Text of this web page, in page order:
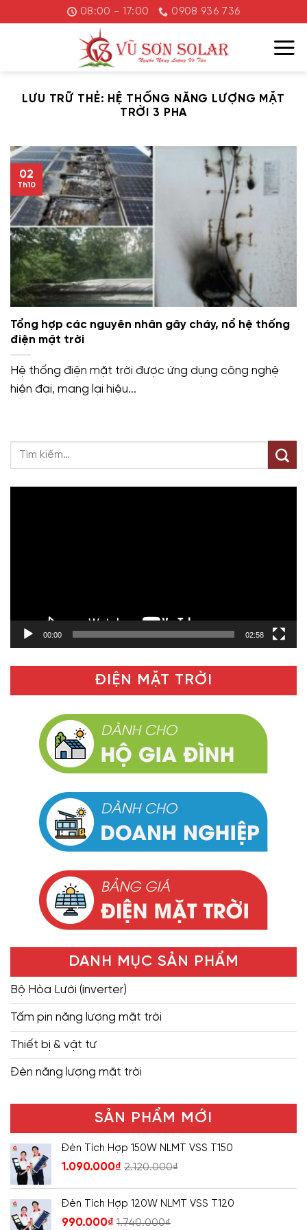
đến
08:00 - 17:00 0908 936 736
LƯU TRỮ THẺ: HỆ THỐNG NĂNG LƯỢNG MẶT
TRỜI 3 PHA
Tổng hợp các nguyên nhân gây cháy, nổ hệ thống
điện mặt trời
Hệ thống điện mặt trời được ứng dụng công nghệ
hiện đại, mang lại hiệu...
02
Th10
00:00 02:58
ĐIỆN MẶT TRỜI
DANH MỤC SẢN PHẨM
Bộ Hòa Lưới (inverter)
Tấm pin năng lượng mặt trời
Thiết bị & vật tư
Đèn năng lượng mặt trời
SẢN PHẨM MỚI
Đèn Tích Hợp 150W NLMT VSS T150
1.090.000₫ 2.120.000₫
Đèn Tích Hợp 120W NLMT VSS T120
990.000₫ 1.740.000₫